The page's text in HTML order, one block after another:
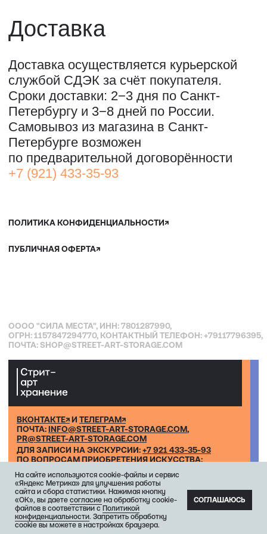
САНКТ-ПЕТЕРБУРГ, СЕВКАБЕЛЬ ПОРТ
КОЖЕВЕННАЯ УЛИЦА, 40Е
2-Й ЭТАЖ, ДОМОФОН 19#
ВКОНТАКТЕ↗ИТЕЛЕГРАМ↗
ПОЧТА:INFO@STREET-ART-STORAGE.COM ,
PR@STREET-ART-STORAGE.COM
ДЛЯ ЗАПИСИ НА ЭКСКУРСИИ:+7 921 433-35-93
ПО ВОПРОСАМ ПРИОБРЕТЕНИЯ ИСКУССТВА:
+7 911 779-63-95
На сайте используются cookie-файлы и сервис
«Яндекс Метрика» для улучшения работы
сайта и сбора статистики. Нажимая кнопку
«ОК», вы даете согласие на обработку cookie-
файлов в соответствии с Политикой
конфиденциальности. Запретить обработку
cookie вы можете в настройках браузера.
СОГЛАШАЮСЬ